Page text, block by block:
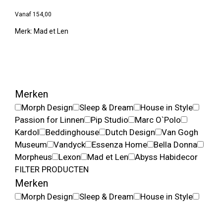
Vanaf 154,00
Merk: Mad et Len
Merken
Morph Design Sleep & Dream
House in Style
Passion for Linnen
Pip Studio
Marc O`Polo
Kardol
Beddinghouse Dutch Design
Van Gogh
Museum
Vandyck Essenza Home
Bella Donna
Morpheus
Lexon Mad et Len
Abyss Habidecor
FILTER PRODUCTEN
Merken
Morph Design Sleep & Dream
House in Style